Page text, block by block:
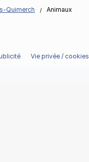
Quimerch Animaux
Vie privée / cookies